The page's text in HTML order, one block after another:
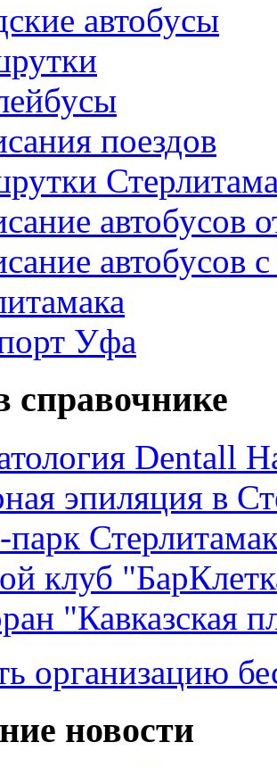
автобусы
поездов
автобусов
автобусов
Уфа
справочнике
Dentall
эпиляция в
клуб
"Кавказская
организацию
новости